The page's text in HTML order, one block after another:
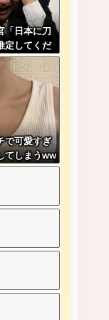
「日本に刀
定してくだ
です」 面
考えました
ました」→
んだがマ
！！！！
で可愛すぎ
てしまうww